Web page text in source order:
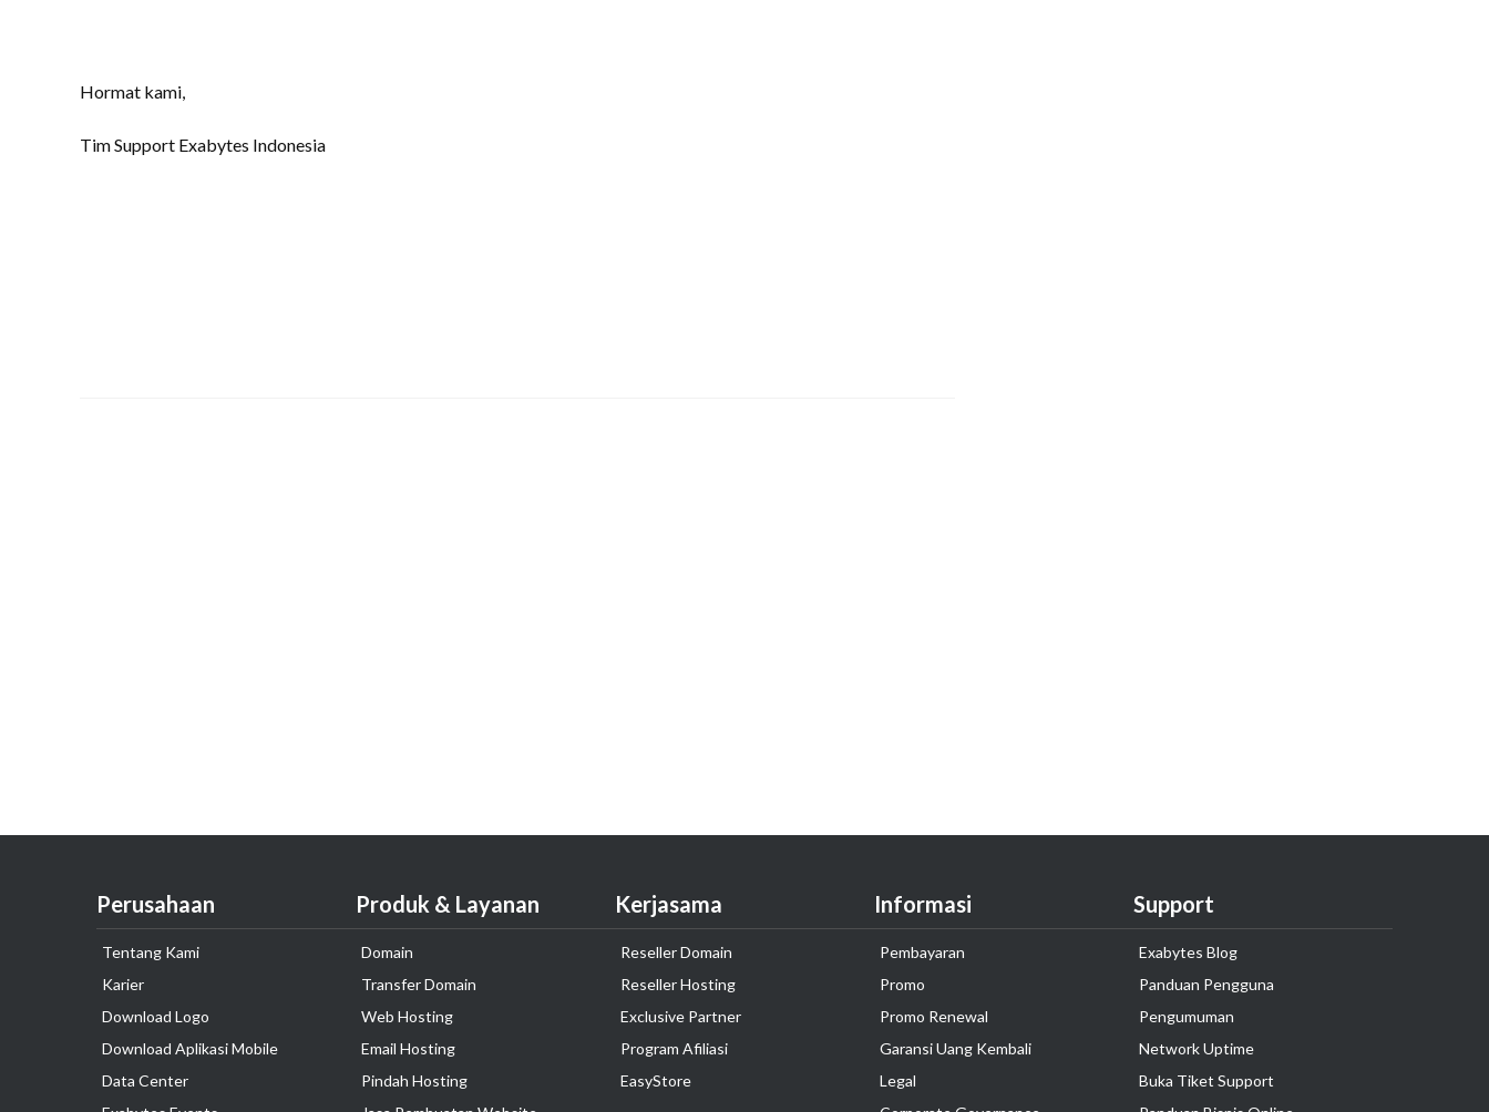
Hormat kami,
Tim Support Exabytes Indonesia
Perusahaan
Tentang Kami
Karier
Download Logo
Download Aplikasi Mobile
Data Center
Produk & Layanan
Domain
Transfer Domain
Web Hosting
Email Hosting
Pindah Hosting
Kerjasama
Reseller Domain
Reseller Hosting
Exclusive Partner
Program Afiliasi
EasyStore
Informasi
Pembayaran
Promo
Promo Renewal
Garansi Uang Kembali
Legal
Support
Exabytes Blog
Panduan Pengguna
Pengumuman
Network Uptime
Buka Tiket Support